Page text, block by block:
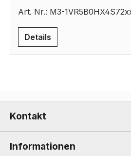
Art. Nr.: M3-
Details
Kontakt
Informationen